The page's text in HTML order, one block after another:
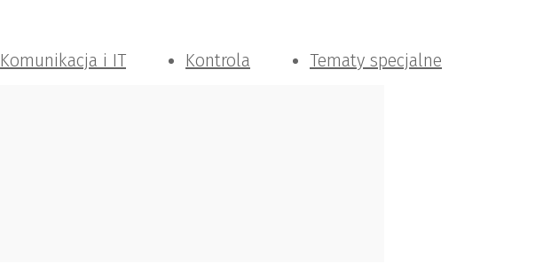
Komunikacja i IT Kontrola Tematy specjalne